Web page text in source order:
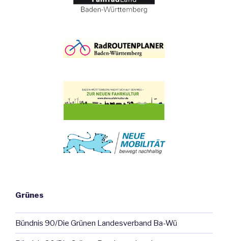
Grünes
Bündnis 90/Die Grünen Landesverband Ba-Wü